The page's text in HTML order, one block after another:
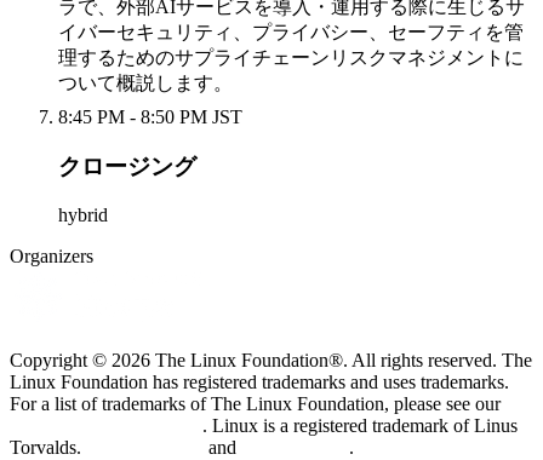
ラで、外部AIサービスを導入・運用する際に生じるサ
イバーセキュリティ、プライバシー、セーフティを管
理するためのサプライチェーンリスクマネジメントに
ついて概説します。
8:45 PM - 8:50 PM JST
クロージング
hybrid
Organizers
Copyright © 2026 The Linux Foundation®. All rights reserved. The
Linux Foundation has registered trademarks and uses trademarks.
For a list of trademarks of The Linux Foundation, please see our
. Linux is a registered trademark of Linus
Torvalds.
and
.